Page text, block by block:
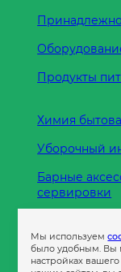
Продукты
Химия
Уборочный
Барные
сервировки
Пленка
Мы используем
было удобным. Вы
настройках